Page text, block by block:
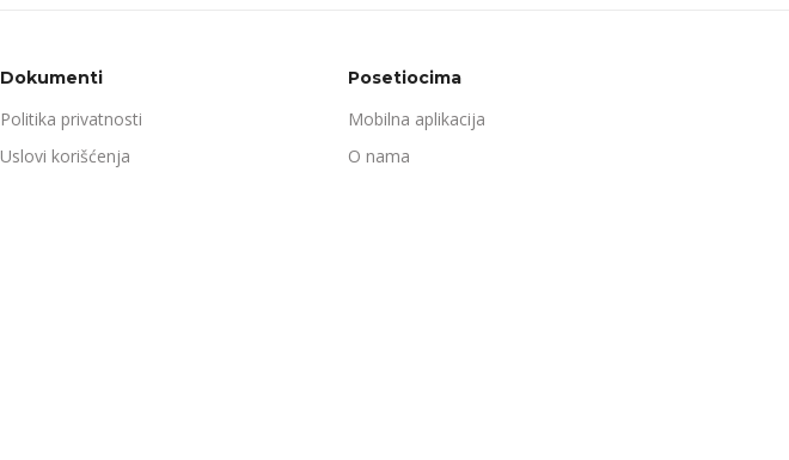
Dokumenti
Politika privatnosti
Uslovi korišćenja
Posetiocima
Mobilna aplikacija
O nama